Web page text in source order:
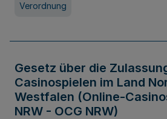
Verordnung
Gesetz über die
Casinospielen im Land
Westfalen (Online-
NRW - OCG NRW)